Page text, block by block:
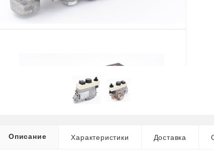
Описание Характеристики Доставка